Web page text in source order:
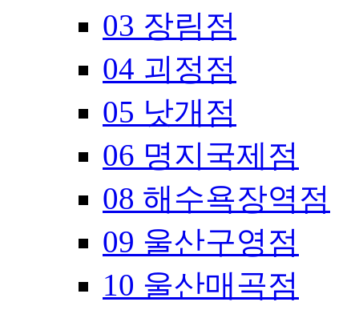
03 장림점
04 괴정점
05 낫개점
06 명지국제점
08 해수욕장역점
09 울산구영점
10 울산매곡점